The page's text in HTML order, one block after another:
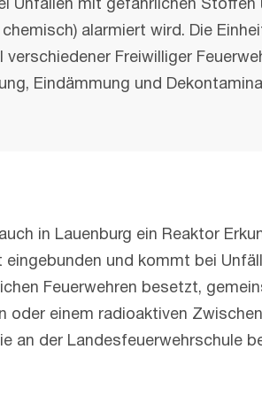
Unfällen mit gefährlichen Stoffen
alarmiert wird. Die
Freiwilliger
Eindämmung und
in Lauenburg ein Reaktor
und kommt bei
Feuerwehren besetzt,
einem radioaktiven
an der Landesfeuerwehrschule